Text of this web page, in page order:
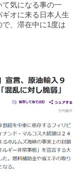
気になる事の一
オに来る日本人生
、滞在中に1度は